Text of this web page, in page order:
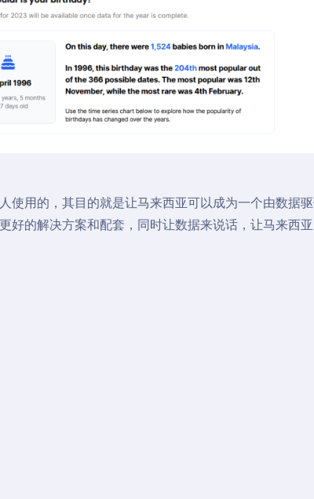
使用的，其目的就是让马来西亚可以成为一个由数据
好的解决方案和配套，同时让数据来说话，让马来西